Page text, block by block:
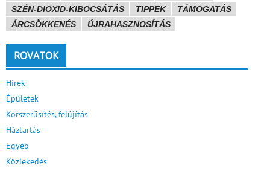
SZÉN-DIOXID-KIBOCSÁTÁS
TIPPEK
TÁMOGATÁS
ÁRCSÖKKENÉS
ÚJRAHASZNOSÍTÁS
ROVATOK
Hírek
Épületek
Korszerűsítés, felújítás
Háztartás
Egyéb
Közlekedés